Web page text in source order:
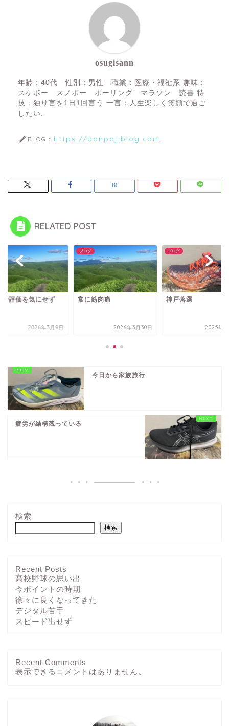
osugisann
年齢：40代 性別：男性 職業：医療・福祉系 趣味：
スケボー スノボー ボーリング マラソン 読書 特
技：独り言を1日1回言う 一言：人生楽しく笑顔で過ご
したい.
BLOG： https://bonpojiblog.com
RELATED POST
や評価を気にせず
2026年3月9日
ブログ
常に筋肉痛
2026年3月30日
ブログ
神戸落選
2025年7
今日から家族旅行
疲労が結構残っている
検索
検索
Recent Posts
高校野球の思い出
今ポイントの時期
徐々に良くなってきた
デジタル苦手
スピード出せず
Recent Comments
表示できるコメントはありません。